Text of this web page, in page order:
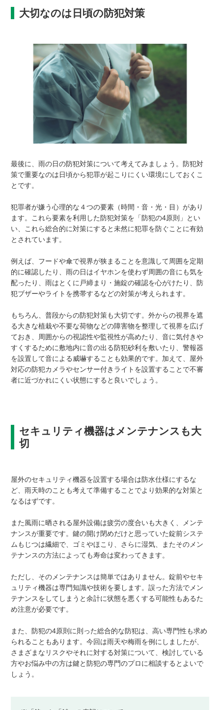
大切なのは日頃の防犯対策
最後に、雨の日の防犯対策について考えてみましょう。防犯対
策で重要なのは日頃から犯罪が起こりにくい環境にしておくこ
とです。
犯罪者が嫌う心理的な４つの要素（時間・音・光・目）があり
ます。これら要素を利用した防犯対策を「防犯の4原則」とい
い、これら総合的に対策にすると未然に犯罪を防ぐことに有効
とされています。
例えば、フードや傘で視界が狭まることを意識して周囲を定期
的に確認したり、雨の日はイヤホンを使わず周囲の音にも気を
配ったり、雨はとくに戸締まり・施錠の確認を心がけたり、防
犯ブザーやライトを携帯するなどの対策が考えられます。
もちろん、普段からの防犯対策も大切です。外からの視界を遮
る大きな植栽や不要な荷物などの障害物を整理して視界を広げ
ておき、周囲からの視認性や監視性が高めたり、音に気付きや
すくするために敷地内に音の出る防犯砂利を敷いたり、警報器
を設置して音による威嚇することも効果的です。加えて、屋外
対応の防犯カメラやセンサー付きライトを設置することで不審
者に近づかれにくい状態にすると良いでしょう。
セキュリティ機器はメンテナンスも大
切
屋外のセキュリティ機器を設置する場合は防水仕様にするな
ど、雨天時のことも考えて準備することでより効果的な対策と
なるはずです。
また風雨に晒される屋外設備は疲労の度合いも大きく、メンテ
ナンスが重要です。鍵の開け閉めだけと思っていた錠前システ
ムもじつは繊細で、ゴミやほこり、さらに湿気、またそのメン
テナンスの方法によっても寿命は変わってきます。
ただし、そのメンテナンスは簡単ではありません。錠前やセキ
ュリティ機器は専門知識や技術を要します。誤った方法でメン
テナンスをしてしまうと余計に状態を悪くする可能性もあるた
め注意が必要です。
また、防犯の4原則に則った総合的な防犯は、高い専門性も求め
られることもあります。今回は雨天や梅雨を例にしましたが、
さまざまなリスクやそれに対する対策について、検討している
方やお悩み中の方は鍵と防犯の専門のプロに相談するとよいで
しょう。